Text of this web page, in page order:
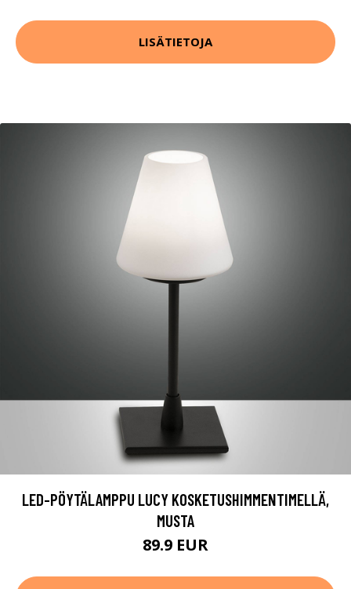
LISÄTIETOJA
LED-PÖYTÄLAMPPU LUCY KOSKETUSHIMMENTIMELLÄ,
MUSTA
89.9 EUR